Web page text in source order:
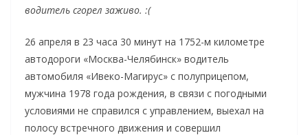
водитель сгорел заживо. :(
26 апреля в 23 часа 30 минут на 1752-м километре
автодороги «Москва-Челябинск» водитель
автомобиля «Ивеко-Магирус» с полуприцепом,
мужчина 1978 года рождения, в связи с погодными
условиями не справился с управлением, выехал на
полосу встречного движения и совершил